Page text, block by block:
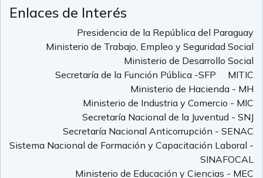
Enlaces de Interés
Presidencia de la República del Paraguay
Ministerio de Trabajo, Empleo y Seguridad Social
Ministerio de Desarrollo Social
Secretaría de la Función Pública -SFP
MITIC
Ministerio de Hacienda - MH
Ministerio de Industria y Comercio - MIC
Secretaría Nacional de la Juventud - SNJ
Secretaría Nacional Anticorrupción - SENAC
Sistema Nacional de Formación y Capacitación Laboral -
SINAFOCAL
Ministerio de Educación y Ciencias - MEC